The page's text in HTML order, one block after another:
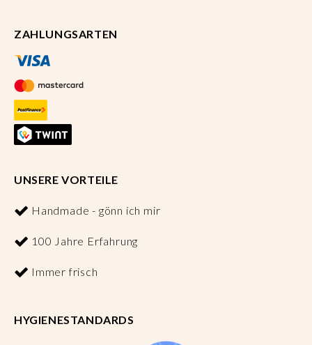
ZAHLUNGSARTEN
UNSERE VORTEILE
Handmade - gönn ich mir
100 Jahre Erfahrung
Immer frisch
HYGIENESTANDARDS